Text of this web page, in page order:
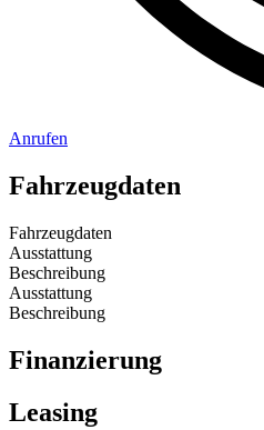
Anrufen
Fahrzeugdaten
Fahrzeugdaten
Ausstattung
Beschreibung
Ausstattung
Beschreibung
Finanzierung
Leasing